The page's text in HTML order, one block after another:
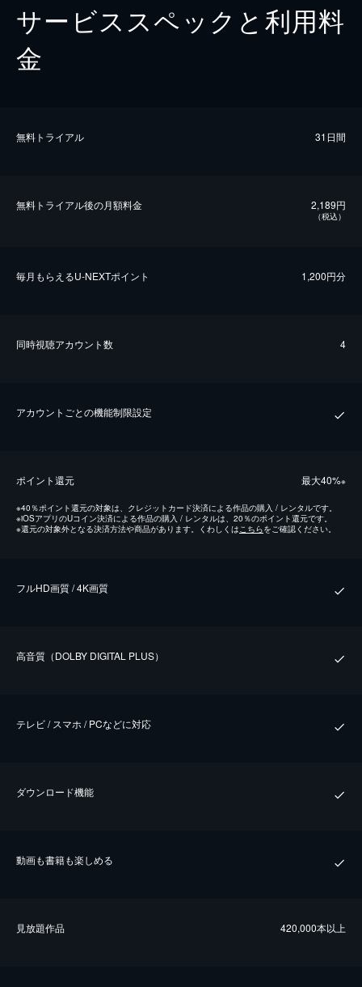
サービススペックと利用料
金
無料トライアル 31日間
無料トライアル後の⽉額料金 2,189円
（税込）
毎⽉もらえるU-NEXTポイント 1,200円分
同時視聴アカウント数 4
アカウントごとの機能制限設定
ポイント還元 最⼤40%※
※40％ポイント還元の対象は、クレジットカード決済による作品の購入 / レンタルです。
※iOSアプリのUコイン決済による作品の購入 / レンタルは、20％のポイント還元です。
※還元の対象外となる決済方法や商品があります。くわしくはこちらをご確認ください。
フルHD画質 / 4K画質
⾼⾳質（DOLBY DIGITAL PLUS）
テレビ / スマホ / PCなどに対応
ダウンロード機能
動画も書籍も楽しめる
⾒放題作品 420,000本以上